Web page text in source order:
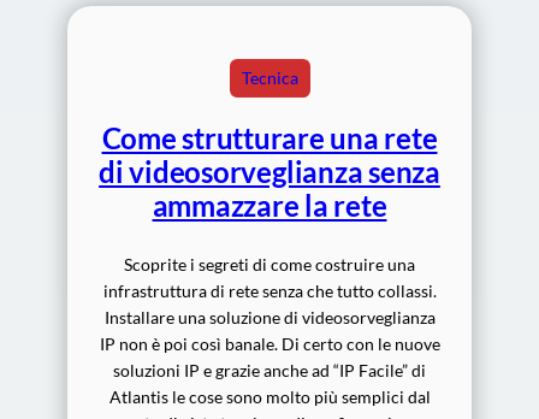
Tecnica
Come strutturare una rete
di videosorveglianza senza
ammazzare la rete
Scoprite i segreti di come costruire una
infrastruttura di rete senza che tutto collassi.
Installare una soluzione di videosorveglianza
IP non è poi così banale. Di certo con le nuove
soluzioni IP e grazie anche ad “IP Facile” di
Atlantis le cose sono molto più semplici dal